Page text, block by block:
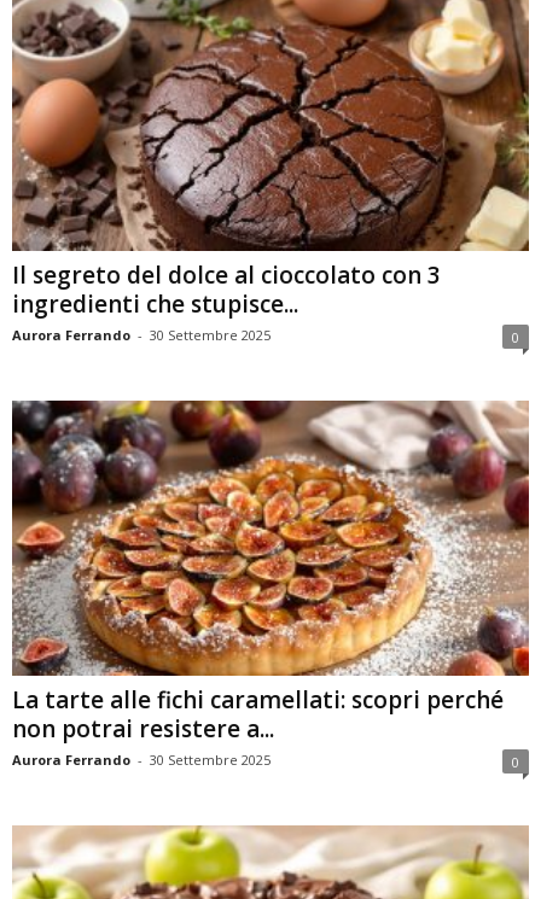
Il segreto del dolce al cioccolato con 3
ingredienti che stupisce...
Aurora Ferrando - 30 Settembre 2025 0
La tarte alle fichi caramellati: scopri perché
non potrai resistere a...
Aurora Ferrando - 30 Settembre 2025 0